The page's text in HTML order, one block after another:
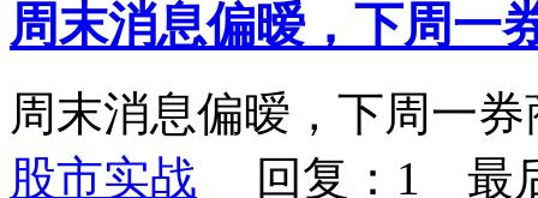
周末消息偏暧，下周一
周末消息偏暧，下周一
股市实战 回复：1 最